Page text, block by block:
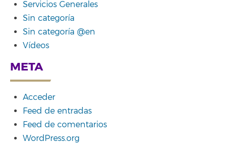
Servicios Generales
Sin categoría
Sin categoría @en
Vídeos
META
Acceder
Feed de entradas
Feed de comentarios
WordPress.org